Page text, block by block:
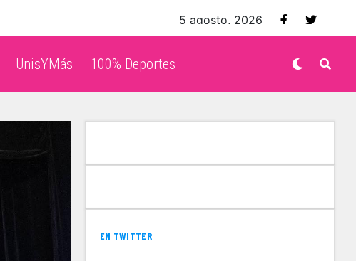
5 agosto, 2026
UnisYMás 100% Deportes
EN TWITTER